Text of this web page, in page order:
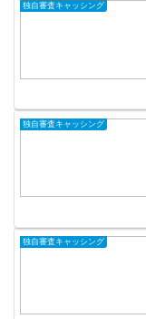
独自審査キャッシング
独自審査キャッシング
独自審査キャッシング